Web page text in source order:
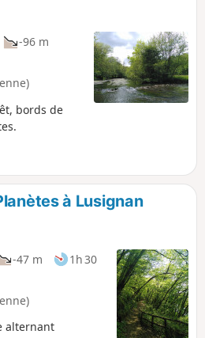
-96 m
bords de
à Lusignan
-47 m
1h 30
alternant